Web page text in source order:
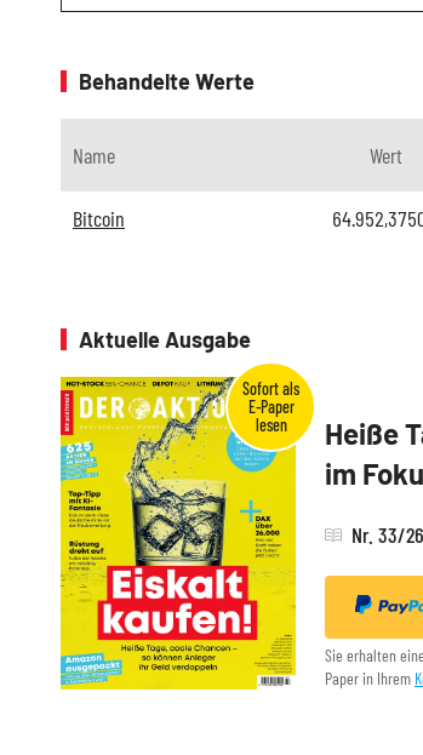
Behandelte Werte
Name Wert
Bitcoin
Aktuelle Ausgabe
Heiße
im
Nr. 33/26
Sie erhalten
Paper in Ihrem